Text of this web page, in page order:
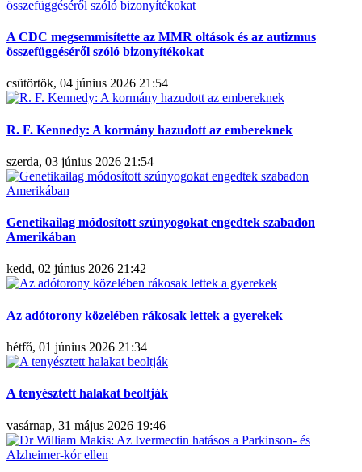
A CDC megsemmisítette az MMR oltások és az autizmus
összefüggéséről szóló bizonyítékokat
csütörtök, 04 június 2026 21:54
R. F. Kennedy: A kormány hazudott az embereknek
szerda, 03 június 2026 21:54
Genetikailag módosított szúnyogokat engedtek szabadon
Amerikában
kedd, 02 június 2026 21:42
Az adótorony közelében rákosak lettek a gyerekek
hétfő, 01 június 2026 21:34
A tenyésztett halakat beoltják
vasárnap, 31 május 2026 19:46